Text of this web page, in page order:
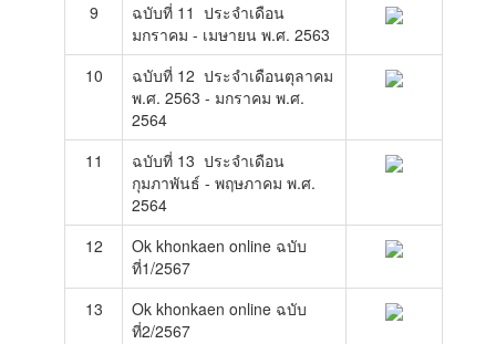
9
ฉบับที่ 11 ประจำเดือน
มกราคม - เมษายน พ.ศ. 2563
10
ฉบับที่ 12 ประจำเดือนตุลาคม
พ.ศ. 2563 - มกราคม พ.ศ.
2564
11
ฉบับที่ 13 ประจำเดือน
กุมภาพันธ์ - พฤษภาคม พ.ศ.
2564
12
Ok khonkaen online ฉบับ
ที่1/2567
13
Ok khonkaen online ฉบับ
ที่2/2567